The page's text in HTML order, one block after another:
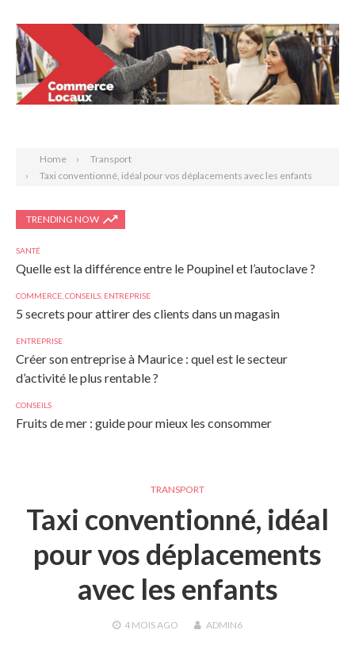
Home
Transport
Taxi conventionné, idéal pour vos déplacements avec les enfants
TRENDING NOW
SANTÉ
Quelle est la différence entre le Poupinel et l’autoclave ?
COMMERCE CONSEILS ENTREPRISE
5 secrets pour attirer des clients dans un magasin
ENTREPRISE
Créer son entreprise à Maurice : quel est le secteur
d’activité le plus rentable ?
CONSEILS
Fruits de mer : guide pour mieux les consommer
TRANSPORT
Taxi conventionné, idéal
pour vos déplacements
avec les enfants
4 MOISAGO ADMIN6